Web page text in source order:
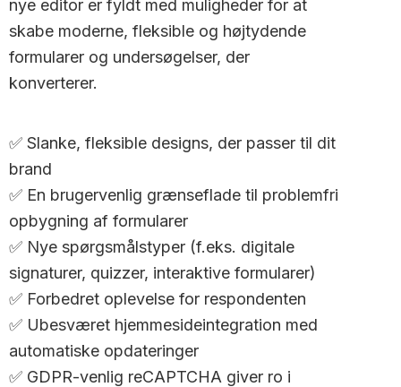
nye editor er fyldt med muligheder for at
skabe moderne, fleksible og højtydende
formularer og undersøgelser, der
konverterer.
✅ Slanke, fleksible designs, der passer til dit
brand
✅ En brugervenlig grænseflade til problemfri
opbygning af formularer
✅ Nye spørgsmålstyper (f.eks. digitale
signaturer, quizzer, interaktive formularer)
✅ Forbedret oplevelse for respondenten
✅ Ubesværet hjemmesideintegration med
automatiske opdateringer
✅ GDPR-venlig reCAPTCHA giver ro i